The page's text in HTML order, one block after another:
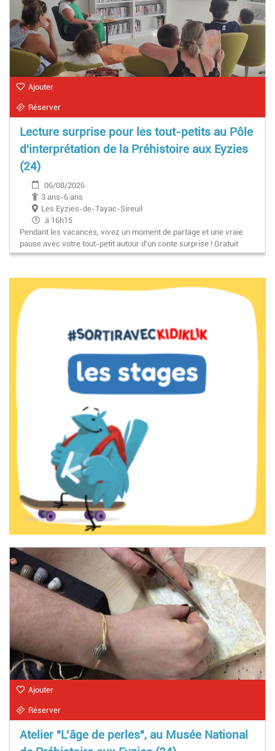
Ajouter
Réserver
Lecture surprise pour les tout-petits au Pôle
d'interprétation de la Préhistoire aux Eyzies
(24)
06/08/2026
3 ans-6 ans
Les Eyzies-de-Tayac-Sireuil
à 16h15
Pendant les vacances, vivez un moment de partage et une vraie
pause avec votre tout-petit autour d'un conte surprise ! Gratuit
Ajouter
Réserver
Atelier "L’âge de perles", au Musée National